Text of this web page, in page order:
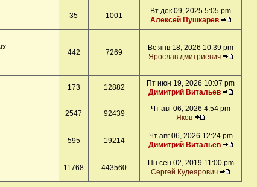
35 1001
Вт дек 09, 2025 5:05 pm
Алексей Пушкарёв
442 7269
Вс янв 18, 2026 10:39 pm
Ярослав дмитриевич
173 12882
Пт июн 19, 2026 10:07 pm
Димитрий Витальев
2547 92439
Чт авг 06, 2026 4:54 pm
Яков
595 19214
Чт авг 06, 2026 12:24 pm
Димитрий Витальев
11768 443560
Пн сен 02, 2019 11:00 pm
Сергей Кудеярович